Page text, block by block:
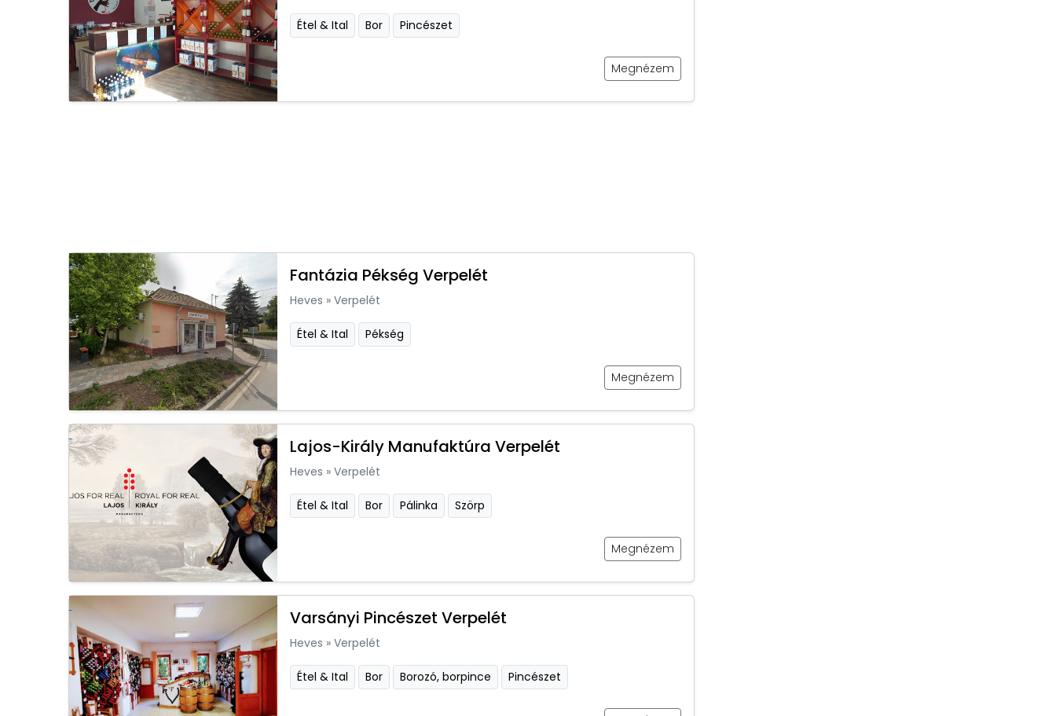
Étel & Ital Bor Pincészet
Megnézem
Fantázia Pékség Verpelét
Heves » Verpelét
Étel & Ital Pékség
Megnézem
Lajos-Király Manufaktúra Verpelét
Heves » Verpelét
Étel & Ital Bor Pálinka Szörp
Megnézem
Varsányi Pincészet Verpelét
Heves » Verpelét
Étel & Ital Bor Borozó, borpince Pincészet